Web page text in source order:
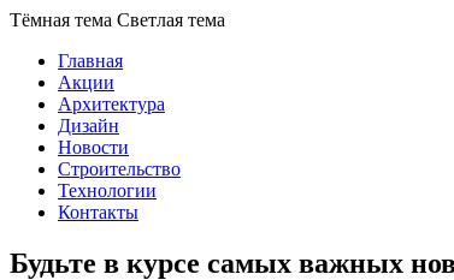
Тёмная тема Светлая тема
Главная
Акции
Архитектура
Дизайн
Новости
Строительство
Технологии
Контакты
Будьте в курсе самых важных